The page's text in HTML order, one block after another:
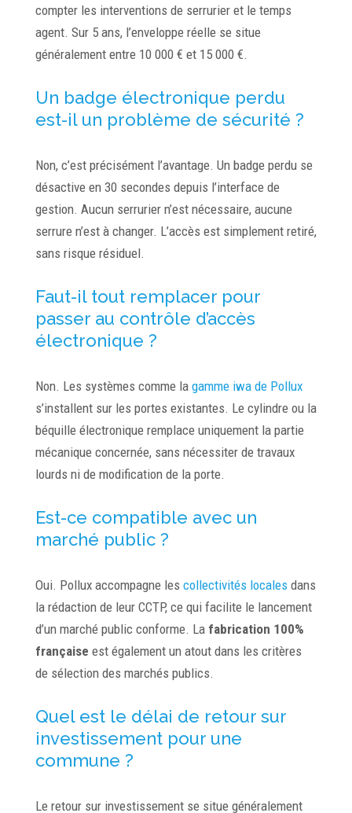
compter les interventions de serrurier et le temps
agent. Sur 5 ans, l’enveloppe réelle se situe
généralement entre 10 000 € et 15 000 €.
Un badge électronique perdu
est-il un problème de sécurité ?
Non, c’est précisément l’avantage. Un badge perdu se
désactive en 30 secondes depuis l’interface de
gestion. Aucun serrurier n’est nécessaire, aucune
serrure n’est à changer. L’accès est simplement retiré,
sans risque résiduel.
Faut-il tout remplacer pour
passer au contrôle d’accès
électronique ?
Non. Les systèmes comme la gamme iwa de Pollux
s’installent sur les portes existantes. Le cylindre ou la
béquille électronique remplace uniquement la partie
mécanique concernée, sans nécessiter de travaux
lourds ni de modification de la porte.
Est-ce compatible avec un
marché public ?
Oui. Pollux accompagne les collectivités locales dans
la rédaction de leur CCTP, ce qui facilite le lancement
d’un marché public conforme. La fabrication 100%
française est également un atout dans les critères
de sélection des marchés publics.
Quel est le délai de retour sur
investissement pour une
commune ?
Le retour sur investissement se situe généralement